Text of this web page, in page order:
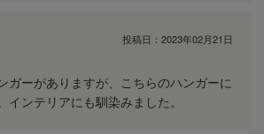
投稿日：2023年02月21日
ガーがありますが、こちらのハンガーに
インテリアにも馴染みました。